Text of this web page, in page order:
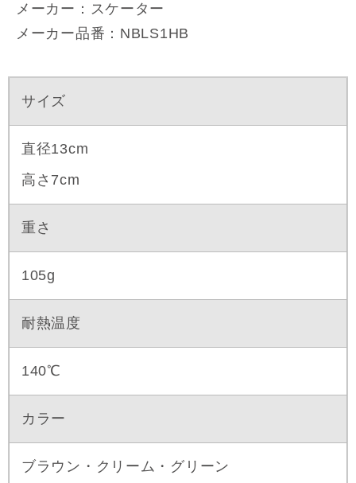
メーカー：スケーター
メーカー品番：NBLS1HB
サイズ
直径13cm
高さ7cm
重さ
105g
耐熱温度
140℃
カラー
ブラウン・クリーム・グリーン